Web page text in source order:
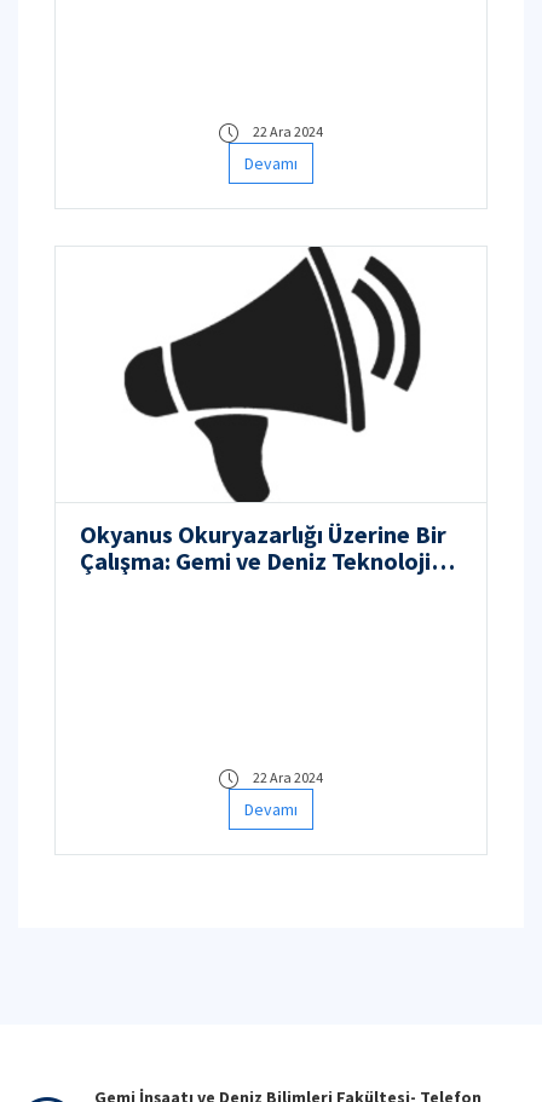
22 Ara 2024
Devamı
Okyanus Okuryazarlığı Üzerine Bir
Çalışma: Gemi ve Deniz Teknolojisi
22 Ara 2024
Devamı
Gemi İnşaatı ve Deniz Bilimleri Fakültesi- Telefon